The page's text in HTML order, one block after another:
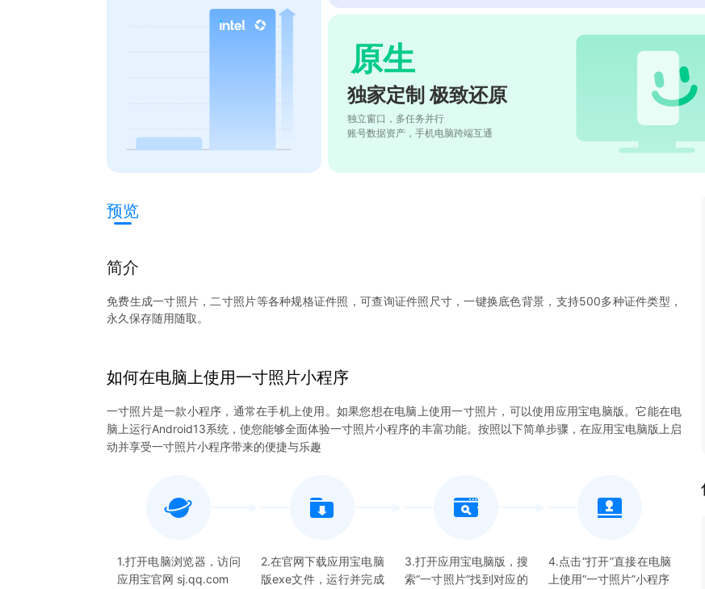
原生
独家定制 极致还原
独立窗口，多任务并行
账号数据资产，手机电脑跨端互通
预览
简介
免费生成一寸照片，二寸照片等各种规格证件照，可查询证件照尺寸，一键换底色背景，支持500多种证件类型，
永久保存随用随取。
如何在电脑上使用一寸照片小程序
一寸照片是一款小程序，通常在手机上使用。如果您想在电脑上使用一寸照片，可以使用应用宝电脑版。它能在电
脑上运行Android13系统，使您能够全面体验一寸照片小程序的丰富功能。按照以下简单步骤，在应用宝电脑版上启
动并享受一寸照片小程序带来的便捷与乐趣
1.打开电脑浏览器，访问
应用宝官网 sj.qq.com
2.在官网下载应用宝电脑
版exe文件，运行并完成
3.打开应用宝电脑版，搜
索“一寸照片”找到对应的
4.点击“打开”直接在电脑
上使用“一寸照片”小程序